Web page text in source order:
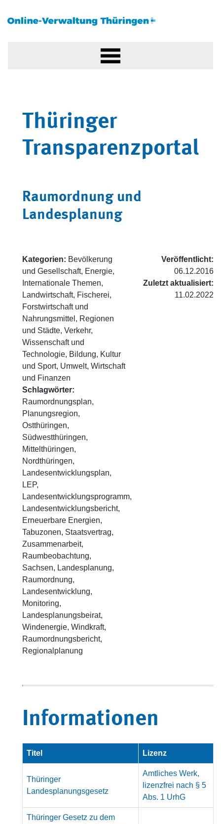
Thüringer
Transparenzportal
Raumordnung und
Landesplanung
Kategorien: Bevölkerung
und Gesellschaft, Energie,
Internationale Themen,
Landwirtschaft, Fischerei,
Forstwirtschaft und
Nahrungsmittel, Regionen
und Städte, Verkehr,
Wissenschaft und
Technologie, Bildung, Kultur
und Sport, Umwelt, Wirtschaft
und Finanzen
Schlagwörter:
Raumordnungsplan,
Planungsregion,
Ostthüringen,
Südwestthüringen,
Mittelthüringen,
Nordthüringen,
Landesentwicklungsplan,
LEP,
Landesentwicklungsprogramm,
Landesentwicklungsbericht,
Erneuerbare Energien,
Tabuzonen, Staatsvertrag,
Zusammenarbeit,
Raumbeobachtung,
Sachsen, Landesplanung,
Raumordnung,
Landesentwicklung,
Monitoring,
Landesplanungsbeirat,
Windenergie, Windkraft,
Raumordnungsbericht,
Regionalplanung
Veröffentlicht:
06.12.2016
Zuletzt aktualisiert:
11.02.2022
Informationen
Titel Lizenz
Thüringer
Landesplanungsgesetz
Amtliches Werk,
lizenzfrei nach § 5
Abs. 1 UrhG
Thüringer Gesetz zu dem